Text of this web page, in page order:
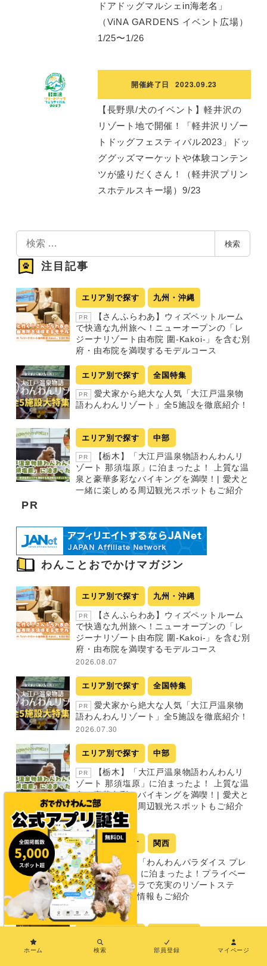
ドアドッグマルシェin海老名」
（ViNA GARDENS イベント広場）
1/25〜1/26
開催終了日 2023.09.23
【長野県/犬のイベント】軽井沢の
リゾート地で開催！「軽井沢リゾー
トドッグフェスティバル2023」ドッ
ググッズマーケットや体験コンテン
ツが盛りだくさん！（軽井沢プリン
スホテルスキー場）9/23
索
検索
注目記事
エリア別で探す 九州・沖縄
PR
【さんふらわあ】ウィズペットルーム
で快適な九州旅へ！ニューオープンの「レ
ジーナリゾート由布院 圍-Kakoi-」を含む別
府・由布院を満喫するモデルコース
エリア別で探す 全国特集
PR
愛犬家から絶大な人気「大江戸温泉物
語わんわんリゾート」全5施設を徹底紹介！
エリア別で探す 中部
PR
【栃木】「大江戸温泉物語わんわんリ
ゾート 那須塩原」に泊まったよ！ 上質な温
泉と豪華多彩なバイキングを満喫！| 愛犬と
一緒に楽しめる周辺観光スポットもご紹介
PR
わんことおでかけマガジン
エリア別で探す 九州・沖縄
PR
【さんふらわあ】ウィズペットルーム
で快適な九州旅へ！ニューオープンの「レ
ジーナリゾート由布院 圍-Kakoi-」を含む別
府・由布院を満喫するモデルコース
2026.08.07
エリア別で探す 全国特集
PR
愛犬家から絶大な人気「大江戸温泉物
語わんわんリゾート」全5施設を徹底紹介！
2026.07.30
エリア別で探す 中部
PR
【栃木】「大江戸温泉物語わんわんリ
ゾート 那須塩原」に泊まったよ！ 上質な温
泉と豪華多彩なバイキングを満喫！| 愛犬と
一緒に楽しめる周辺観光スポットもご紹介
2026.07.30
エリア別で探す 関西
PR 【和歌山】「わんわんパラダイス プレ
ミア 南紀白浜」に泊まったよ！プライベー
ト感満載のヴィラで充実のリゾートステ
イ！ | 周辺観光情報もご紹介
2026.07.30
【香川】「アパホテル〈高松空港〉」
ホーム 検索 部員登録 マイページ